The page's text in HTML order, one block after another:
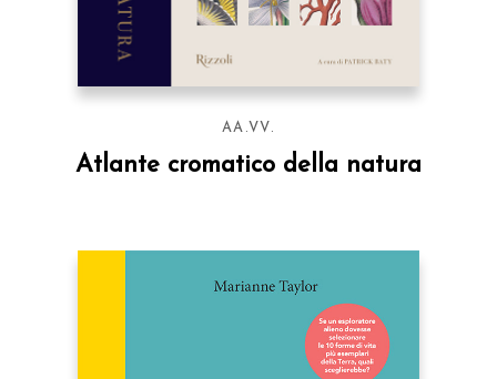
AA.VV.
Atlante cromatico della natura